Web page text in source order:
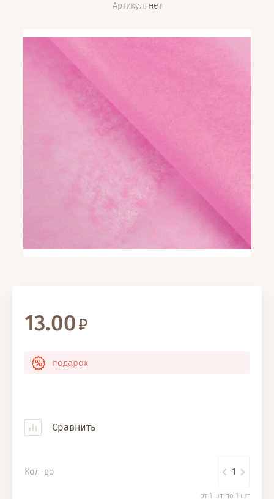
Артикул: нет
13.00
подарок
Сравнить
Кол-во
от 1 шт по 1 шт